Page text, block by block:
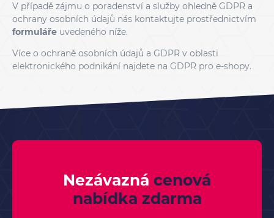
V případě zájmu o poradenství a služby ohledně GDPR a
ochrany osobních údajů nás kontaktujte prostřednictvím
formuláře uvedeného níže.
Více o ochraně osobních údajů a GDPR v oblasti
elektronického podnikání najdete na GDPR pro e-shopy.
Nezávazná cenová
nabídka zdarma